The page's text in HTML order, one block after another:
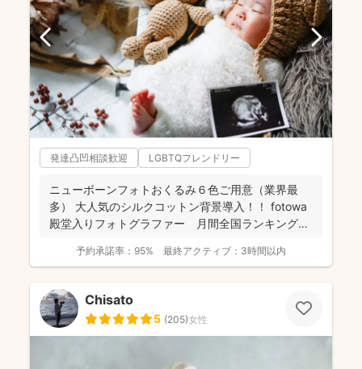
発達凸凹相談歓迎 LGBTQフレンドリー
ニューボーンフォトおくるみ６色ご用意（業界最
多） 大人気のシルクコットン背景導入！！ fotowa
殿堂入りフォトグラファー 月間全国ランキング１
予約承諾率： 95% 最終アクティブ： 3時間以内
Chisato
5 (205)女性